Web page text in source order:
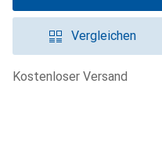
Vergleichen
kostenloser Versand